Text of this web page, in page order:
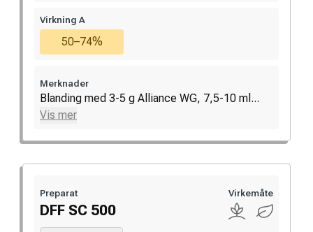
Virkning A
50–74%
Merknader
Blanding med 3-5 g Alliance WG, 7,5-10 ml...
Vis mer
Preparat
DFF SC 500
Virkemåte